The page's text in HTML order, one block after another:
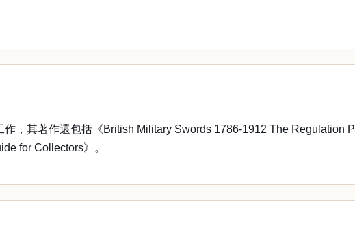
，其著作還包括《British Military Swords 1786-1912 The Regulation
for Collectors》。